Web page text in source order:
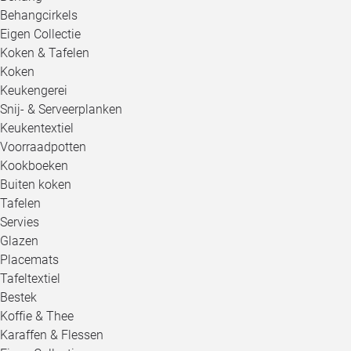
Behangcirkels
Eigen Collectie
Koken & Tafelen
Koken
Keukengerei
Snij- & Serveerplanken
Keukentextiel
Voorraadpotten
Kookboeken
Buiten koken
Tafelen
Servies
Glazen
Placemats
Tafeltextiel
Bestek
Koffie & Thee
Karaffen & Flessen